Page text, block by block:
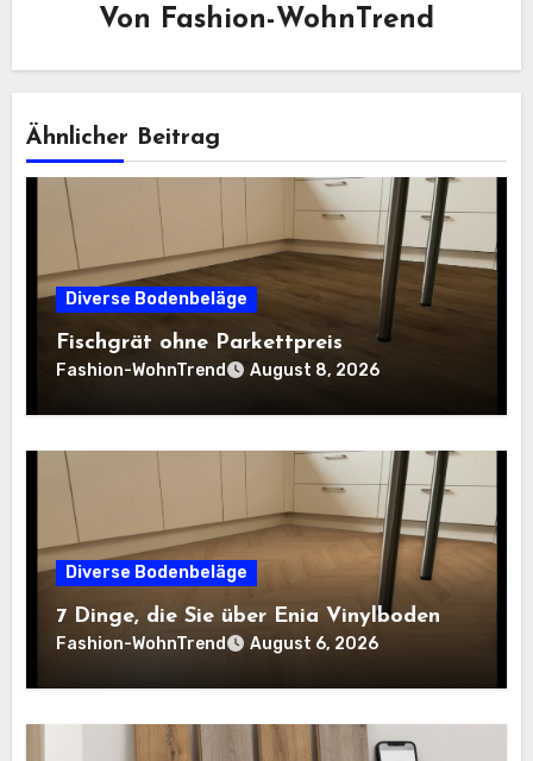
Von Fashion-WohnTrend
Ähnlicher Beitrag
Diverse Bodenbeläge
Fischgrät ohne Parkettpreis
Fashion-WohnTrend August 8, 2026
Diverse Bodenbeläge
7 Dinge, die Sie über Enia Vinylboden
Fashion-WohnTrend August 6, 2026